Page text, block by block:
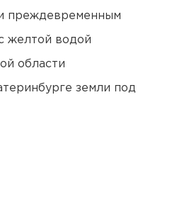
преждевременным
желтой водой
области
земли под